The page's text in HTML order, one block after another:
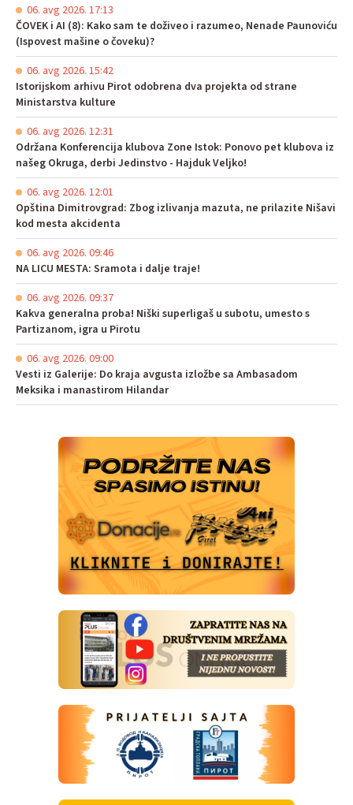
06. avg 2026. 17:13
ČOVEK i AI (8): Kako sam te doživeo i razumeo, Nenade Paunoviću
(Ispovest mašine o čoveku)?
06. avg 2026. 15:42
Istorijskom arhivu Pirot odobrena dva projekta od strane
Ministarstva kulture
06. avg 2026. 12:31
Održana Konferencija klubova Zone Istok: Ponovo pet klubova iz
našeg Okruga, derbi Jedinstvo - Hajduk Veljko!
06. avg 2026. 12:01
Opština Dimitrovgrad: Zbog izlivanja mazuta, ne prilazite Nišavi
kod mesta akcidenta
06. avg 2026. 09:46
NA LICU MESTA: Sramota i dalje traje!
06. avg 2026. 09:37
Kakva generalna proba! Niški superligaš u subotu, umesto s
Partizanom, igra u Pirotu
06. avg 2026. 09:00
Vesti iz Galerije: Do kraja avgusta izložbe sa Ambasadom
Meksika i manastirom Hilandar